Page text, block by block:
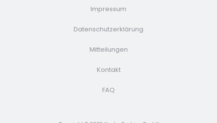
Impressum
Datenschutzerklärung
Mitteilungen
Kontakt
FAQ